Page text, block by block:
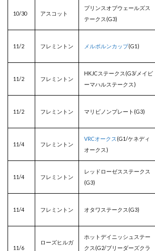
10/30 アスコット
プリンスオブウェールズス
テークス(G3)
11/2 フレミントン メルボルンカップ(G1)
11/2 フレミントン
HKJCステークス(G3/メイビ
ーマハルステークス)
11/2 フレミントン マリビノンプレート(G3)
11/4 フレミントン
VRCオークス (G1/ケネディ
オークス)
11/4 フレミントン
レッドローゼスステークス
(G3)
11/4 フレミントン オタワステークス(G3)
11/6
ローズヒルガ
ホットデイニッシュステー
クス(G2/ブリーダーズクラ